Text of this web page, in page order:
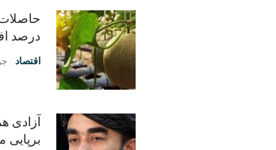
درصد
اقتصاد
آزادی